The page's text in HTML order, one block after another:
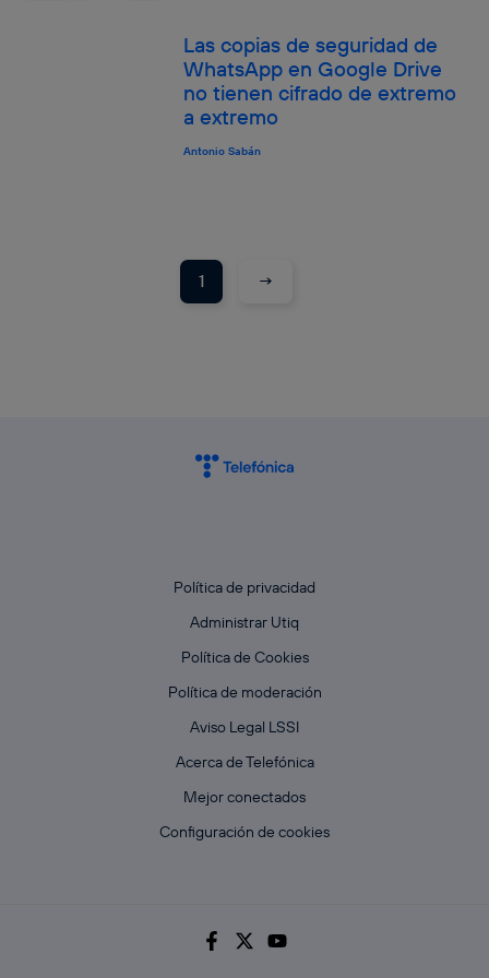
Las copias de seguridad de
WhatsApp en Google Drive
no tienen cifrado de extremo
a extremo
Antonio Sabán
1 →
Política de privacidad
Administrar Utiq
Política de Cookies
Política de moderación
Aviso Legal LSSI
Acerca de Telefónica
Mejor conectados
Configuración de cookies